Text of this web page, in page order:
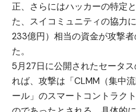
正、さらにはハッカーの特定
た、スイコミュニティの協力
233億円）相当の資金が攻撃
た。
5月27日に公開されたセータ
れば、攻撃は「CLMM（集中
ール」のスマートコントラク